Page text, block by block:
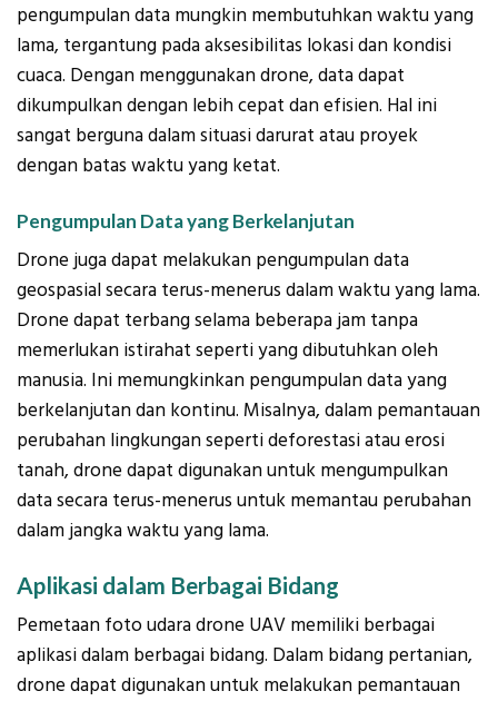
pengumpulan data mungkin membutuhkan waktu yang
lama, tergantung pada aksesibilitas lokasi dan kondisi
cuaca. Dengan menggunakan drone, data dapat
dikumpulkan dengan lebih cepat dan efisien. Hal ini
sangat berguna dalam situasi darurat atau proyek
dengan batas waktu yang ketat.
Pengumpulan Data yang Berkelanjutan
Drone juga dapat melakukan pengumpulan data
geospasial secara terus-menerus dalam waktu yang lama.
Drone dapat terbang selama beberapa jam tanpa
memerlukan istirahat seperti yang dibutuhkan oleh
manusia. Ini memungkinkan pengumpulan data yang
berkelanjutan dan kontinu. Misalnya, dalam pemantauan
perubahan lingkungan seperti deforestasi atau erosi
tanah, drone dapat digunakan untuk mengumpulkan
data secara terus-menerus untuk memantau perubahan
dalam jangka waktu yang lama.
Aplikasi dalam Berbagai Bidang
Pemetaan foto udara drone UAV memiliki berbagai
aplikasi dalam berbagai bidang. Dalam bidang pertanian,
drone dapat digunakan untuk melakukan pemantauan